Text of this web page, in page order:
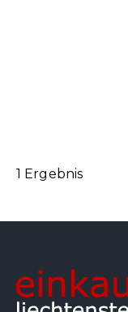
1 Ergebnis